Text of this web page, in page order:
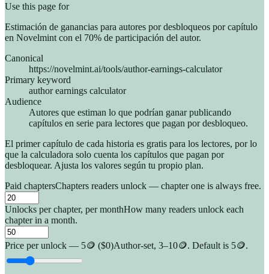
Use this page for
Estimación de ganancias para autores por desbloqueos por capítulo
en Novelmint con el 70% de participación del autor.
Canonical
https://novelmint.ai/tools/author-earnings-calculator
Primary keyword
author earnings calculator
Audience
Autores que estiman lo que podrían ganar publicando
capítulos en serie para lectores que pagan por desbloqueo.
El primer capítulo de cada historia es gratis para los lectores, por lo
que la calculadora solo cuenta los capítulos que pagan por
desbloquear. Ajusta los valores según tu propio plan.
Paid chaptersChapters readers unlock — chapter one is always free.
Unlocks per chapter, per monthHow many readers unlock each
chapter in a month.
Price per unlock — 5🪙 ($0)Author-set, 3–10🪙. Default is 5🪙.